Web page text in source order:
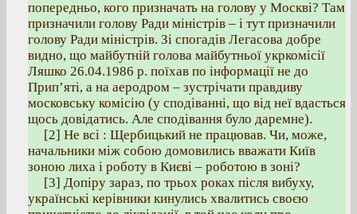
попередньо, кого призначать на голову у Москві? Там
призначили голову Ради міністрів – і тут призначили
голову Ради міністрів. Зі спогадів Легасова добре
видно, що майбутній голова майбутньої укркомісії
Ляшко 26.04.1986 р. поїхав по інформації не до
Прип’яті, а на аеродром – зустрічати правдиву
московську комісію (у сподіванні, що від неї вдасться
щось довідатись. Але сподівання було даремне).
[2] Не всі : Щербицький не працював. Чи, може,
начальники між собою домовились вважати Київ
зоною лиха і роботу в Києві – роботою в зоні?
[3] Допіру зараз, по трьох роках після вибуху,
українські керівники кинулись хвалитись своєю